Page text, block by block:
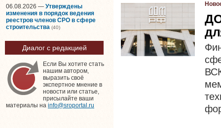
06.08.2026 — Утверждены
изменения в порядок ведения
реестров членов СРО в сфере
строительства (40)
Диалог с редакцией
Если Вы хотите стать
нашим автором,
выразить своё
экспертное мнение в
новости или статье,
присылайте ваши
материалы на info@sroportal.ru